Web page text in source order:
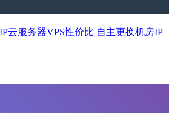
云服务器VPS性价比 自主更换机房IP